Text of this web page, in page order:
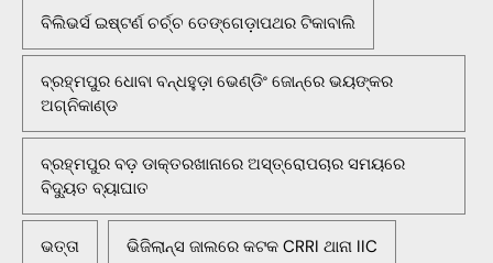
ବିଲିଭର୍ସ ଇଷ୍ଟର୍ଣ ଚର୍ଚ୍ଚ ତେଙ୍ଗେଡ଼ାପଥର ଟିକାବାଲି
ବ୍ରହ୍ମପୁର ଧୋବା ବନ୍ଧହୁଡ଼ା ଭେଣ୍ଡିଂ ଜୋନ୍‌ରେ ଭୟଙ୍କର
ଅଗ୍ନିକାଣ୍ଡ
ବ୍ରହ୍ମପୁର ବଡ଼ ଡାକ୍ତରଖାନାରେ ଅସ୍ତ୍ରୋପଚାର ସମୟରେ
ବିଦ୍ୟୁତ ବ୍ୟାଘାତ
ଭତ୍ତା ଭିଜିଲାନ୍ସ ଜାଲରେ କଟକ CRRI ଥାନା IIC